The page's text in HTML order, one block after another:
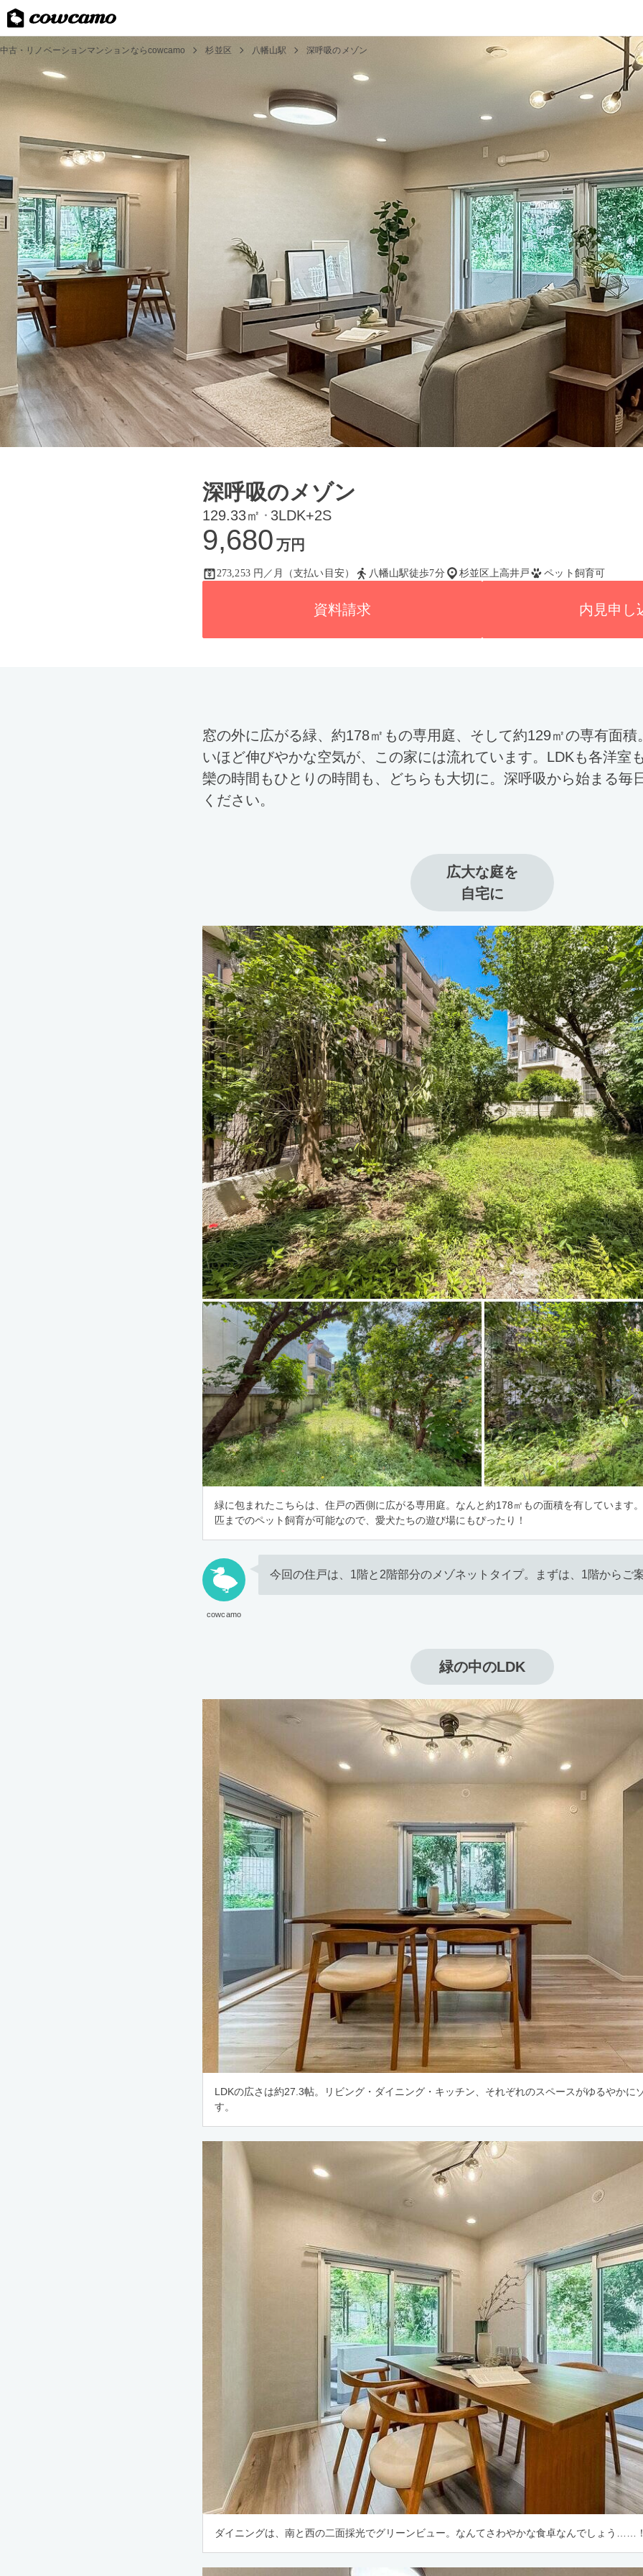
中古・リノベーションマンションならcowcamo 杉並区 八幡山駅 深呼吸のメゾン
深呼吸のメゾン
129.33㎡ ・ 3LDK+2S
9,680 万円
273,253 円／月（支払い目安） 八幡山駅徒歩7分 杉並区上高井戸 ペット飼育可
資料請求 内見申し
窓の外に広がる緑、約178㎡もの専用庭、そして約129㎡の専有面積
いほど伸びやかな空気が、この家には流れています。LDKも各洋室
欒の時間もひとりの時間も、どちらも大切に。深呼吸から始まる毎
ください。
広大な庭を
自宅に
緑に包まれたこちらは、住戸の西側に広がる専用庭。なんと約178㎡もの面積を有しています
匹までのペット飼育が可能なので、愛犬たちの遊び場にもぴったり！
cowcamo
今回の住戸は、1階と2階部分のメゾネットタイプ。まずは、1階からご
緑の中のLDK
LDKの広さは約27.3帖。リビング・ダイニング・キッチン、それぞれのスペースがゆるやかに
す。
ダイニングは、南と西の二面採光でグリーンビュー。なんてさわやかな食卓なんでしょう……